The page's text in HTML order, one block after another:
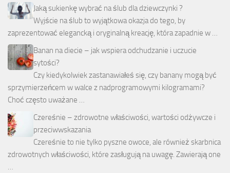
Jaką sukienkę wybrać na ślub dla dziewczynki ?
Wyjście na ślub to wyjątkowa okazja do tego, by
zaprezentować elegancką i oryginalną kreację, która zapadnie w …
Banan na diecie – jak wspiera odchudzanie i uczucie
sytości?
Czy kiedykolwiek zastanawiałeś się, czy banany mogą być
sprzymierzeńcem w walce z nadprogramowymi kilogramami?
Choć często uważane …
Czereśnie – zdrowotne właściwości, wartości odżywcze i
przeciwwskazania
Czereśnie to nie tylko pyszne owoce, ale również skarbnica
zdrowotnych właściwości, które zasługują na uwagę. Zawierają one
…